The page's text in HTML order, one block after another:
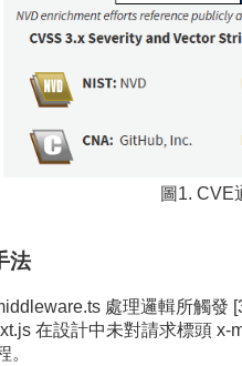
圖1. CVE
法
處理邏輯所觸
在設計中未對請求標頭
。